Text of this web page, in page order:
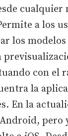
cualquier
a los
los modelos
con el
la
En la
pero